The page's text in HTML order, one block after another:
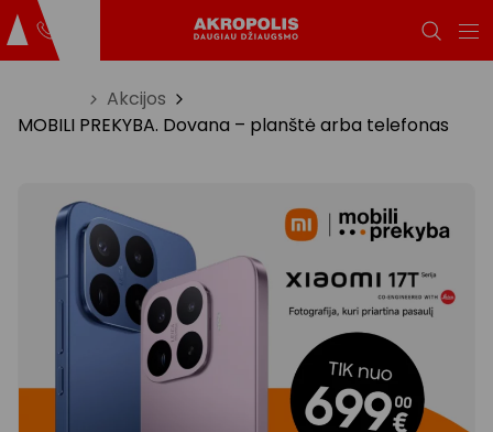
Akcijos
MOBILI PREKYBA. Dovana – planštė arba telefonas